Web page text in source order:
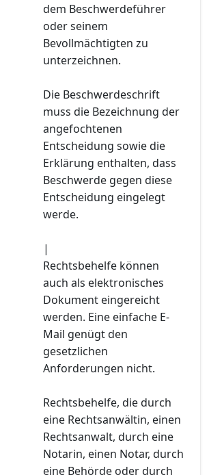
dem Beschwerdeführer
oder seinem
Bevollmächtigten zu
unterzeichnen.
Die Beschwerdeschrift
muss die Bezeichnung der
angefochtenen
Entscheidung sowie die
Erklärung enthalten, dass
Beschwerde gegen diese
Entscheidung eingelegt
werde.
|
Rechtsbehelfe können
auch als elektronisches
Dokument eingereicht
werden. Eine einfache E-
Mail genügt den
gesetzlichen
Anforderungen nicht.
Rechtsbehelfe, die durch
eine Rechtsanwältin, einen
Rechtsanwalt, durch eine
Notarin, einen Notar, durch
eine Behörde oder durch